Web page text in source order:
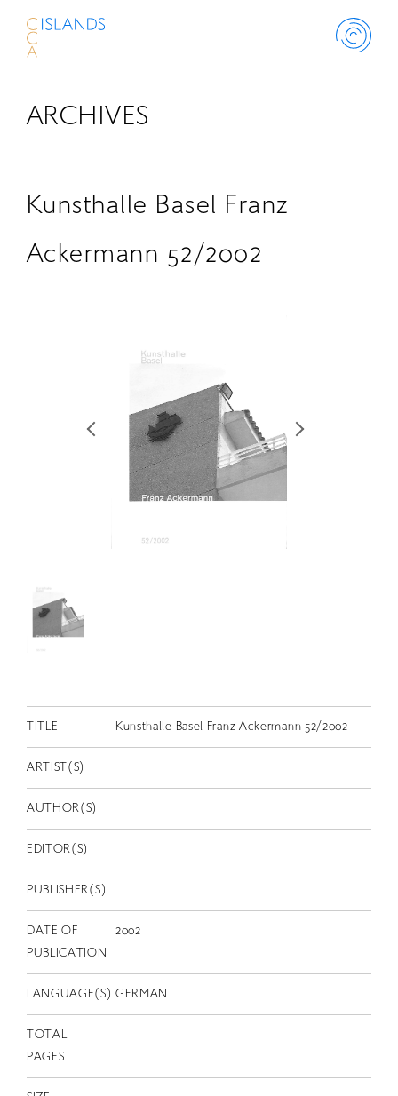
ABOUT
SCHOLARSHIP
RETRACE
CONTACT
JP
EN
ARCHIVES
Kunsthalle Basel Franz
Ackermann 52/2002
TITLE Kunsthalle Basel Franz Ackermann 52/2002
ARTIST(S)
AUTHOR(S)
EDITOR(S)
PUBLISHER(S)
DATE OF
PUBLICATION
2002
LANGUAGE(S) GERMAN
TOTAL
PAGES